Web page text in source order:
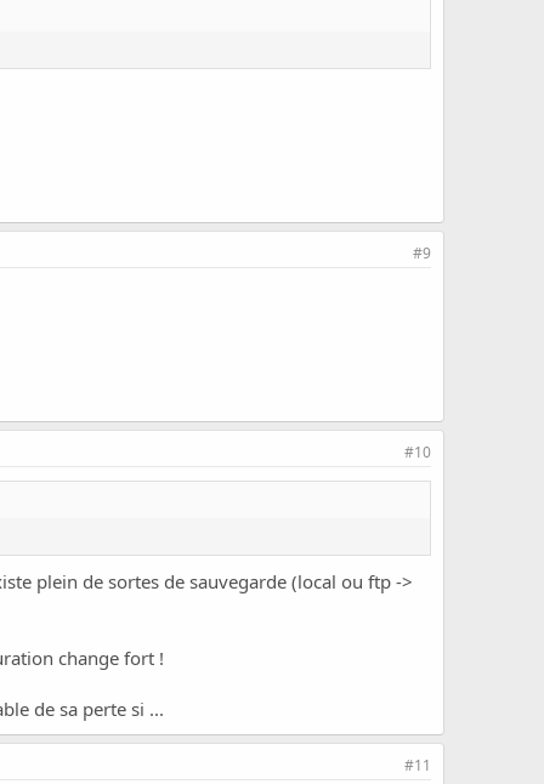
#9
#10
plein de sortes de sauvegarde (local ou ftp ->
change fort !
de sa perte si ...
#11